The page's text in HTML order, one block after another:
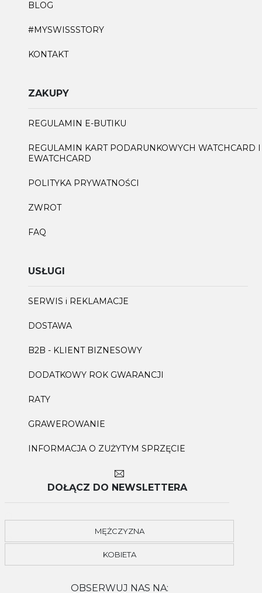
BLOG
#MYSWISSSTORY
KONTAKT
ZAKUPY
REGULAMIN E-BUTIKU
REGULAMIN KART PODARUNKOWYCH WATCHCARD I
EWATCHCARD
POLITYKA PRYWATNOŚCI
ZWROT
FAQ
USŁUGI
SERWIS i REKLAMACJE
DOSTAWA
B2B - KLIENT BIZNESOWY
DODATKOWY ROK GWARANCJI
RATY
GRAWEROWANIE
INFORMACJA O ZUŻYTYM SPRZĘCIE
DOŁĄCZ DO NEWSLETTERA
MĘŻCZYZNA
KOBIETA
OBSERWUJ NAS NA: